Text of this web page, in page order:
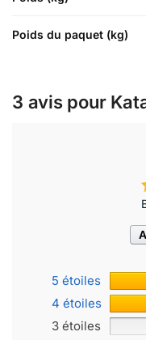
Poids du paquet (kg)
3 avis pour
5 étoiles
4 étoiles
3 étoiles